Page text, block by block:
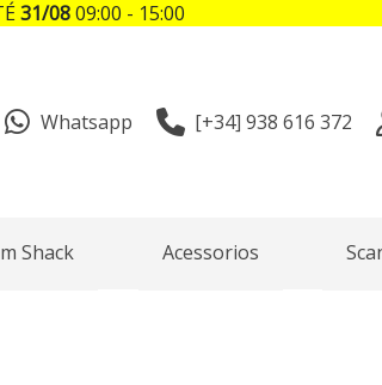
Whatsapp [+34] 938 616 372
Shack Acessorios
31/0809:00 - 15:00